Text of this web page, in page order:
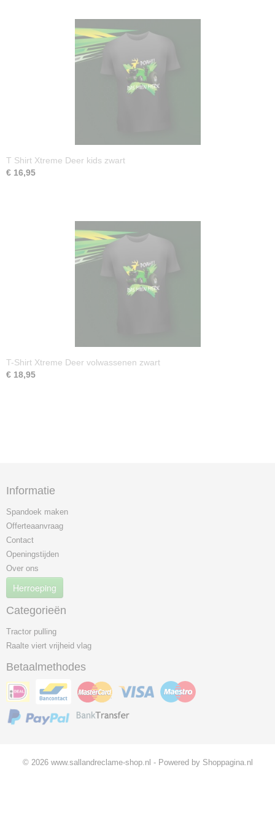
T Shirt Xtreme Deer kids zwart
€ 16,95
T-Shirt Xtreme Deer volwassenen zwart
€ 18,95
Informatie
Spandoek maken
Offerteaanvraag
Contact
Openingstijden
Over ons
Herroeping
Categorieën
Tractor pulling
Raalte viert vrijheid vlag
Betaalmethodes
© 2026 www.sallandreclame-shop.nl - Powered by Shoppagina.nl